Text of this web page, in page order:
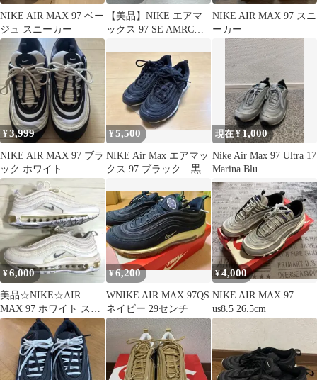
NIKE AIR MAX 97 ベー
ジュ スニーカー
【美品】NIKE エアマ
ックス 97 SE AMRC
NIKE AIR MAX 97 スニ
ーカー
¥3,999
NIKE AIR MAX 97 ブラ
ック ホワイト
¥5,500
NIKE Air Max エアマッ
クス 97 ブラック 黒
現在 ¥1,000
Nike Air Max 97 Ultra 17
Marina Blu
¥6,000
美品☆NIKE☆AIR
MAX 97 ホワイト スニ
ーカー 24.5cm
¥6,200
WNIKE AIR MAX 97QS
ネイビー 29センチ
¥4,000
NIKE AIR MAX 97
us8.5 26.5cm